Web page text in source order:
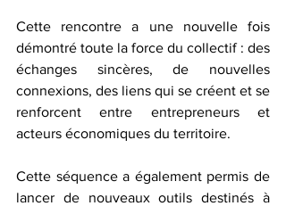
Cette rencontre a une nouvelle fois
démontré toute la force du collectif : des
échanges sincères, de nouvelles
connexions, des liens qui se créent et se
renforcent entre entrepreneurs et
acteurs économiques du territoire.
Cette séquence a également permis de
lancer de nouveaux outils destinés à